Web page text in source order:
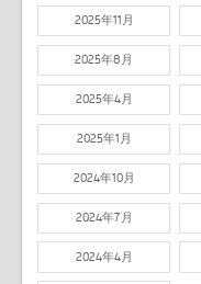
2025年11月
2025年8月
2025年4月
2025年1月
2024年10月
2024年7月
2024年4月